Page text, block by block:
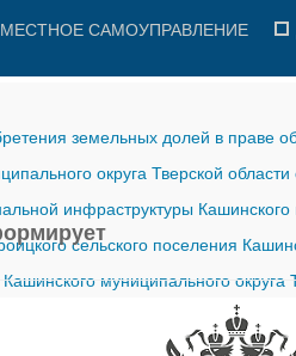
МЕСТНОЕ САМОУПРАВЛЕНИЕ
земельных долей в праве
округа Тверской
инфраструктуры
сельского поселения
муниципального